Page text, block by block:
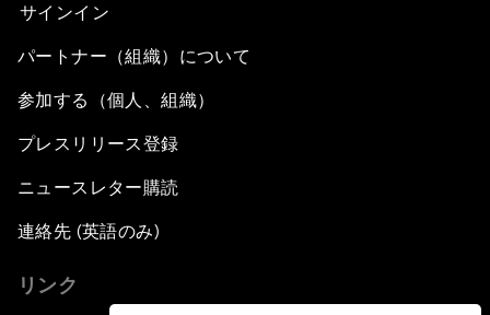
サインイン
パートナー（組織）について
参加する（個人、組織）
プレスリリース登録
ニュースレター購読
連絡先 (英語のみ)
リンク